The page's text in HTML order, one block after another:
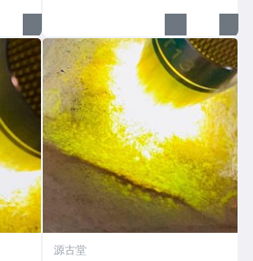
源古堂